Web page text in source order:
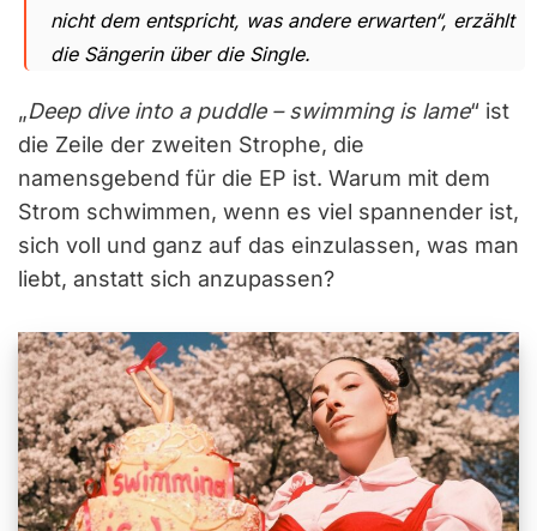
nicht dem entspricht, was andere erwarten“, erzählt
die Sängerin über die Single.
„Deep dive into a puddle – swimming is lame“ ist
die Zeile der zweiten Strophe, die
namensgebend für die EP ist. Warum mit dem
Strom schwimmen, wenn es viel spannender ist,
sich voll und ganz auf das einzulassen, was man
liebt, anstatt sich anzupassen?